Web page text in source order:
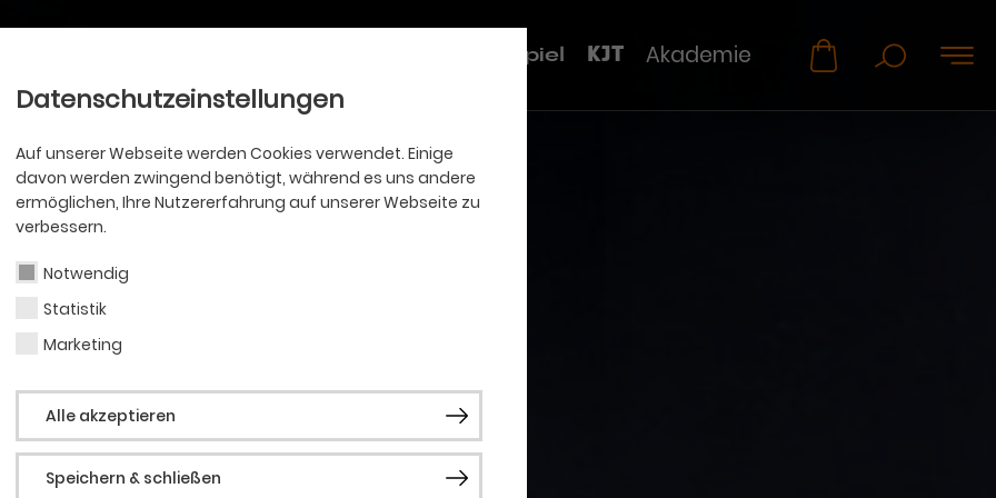
Datenschutzeinstellungen
Auf unserer Webseite werden Cookies verwendet. Einige
davon werden zwingend benötigt, während es uns andere
ermöglichen, Ihre Nutzererfahrung auf unserer Webseite zu
verbessern.
Notwendig
Statistik
Marketing
Alle akzeptieren
Speichern & schließen
Schauspiel KJT Akademie